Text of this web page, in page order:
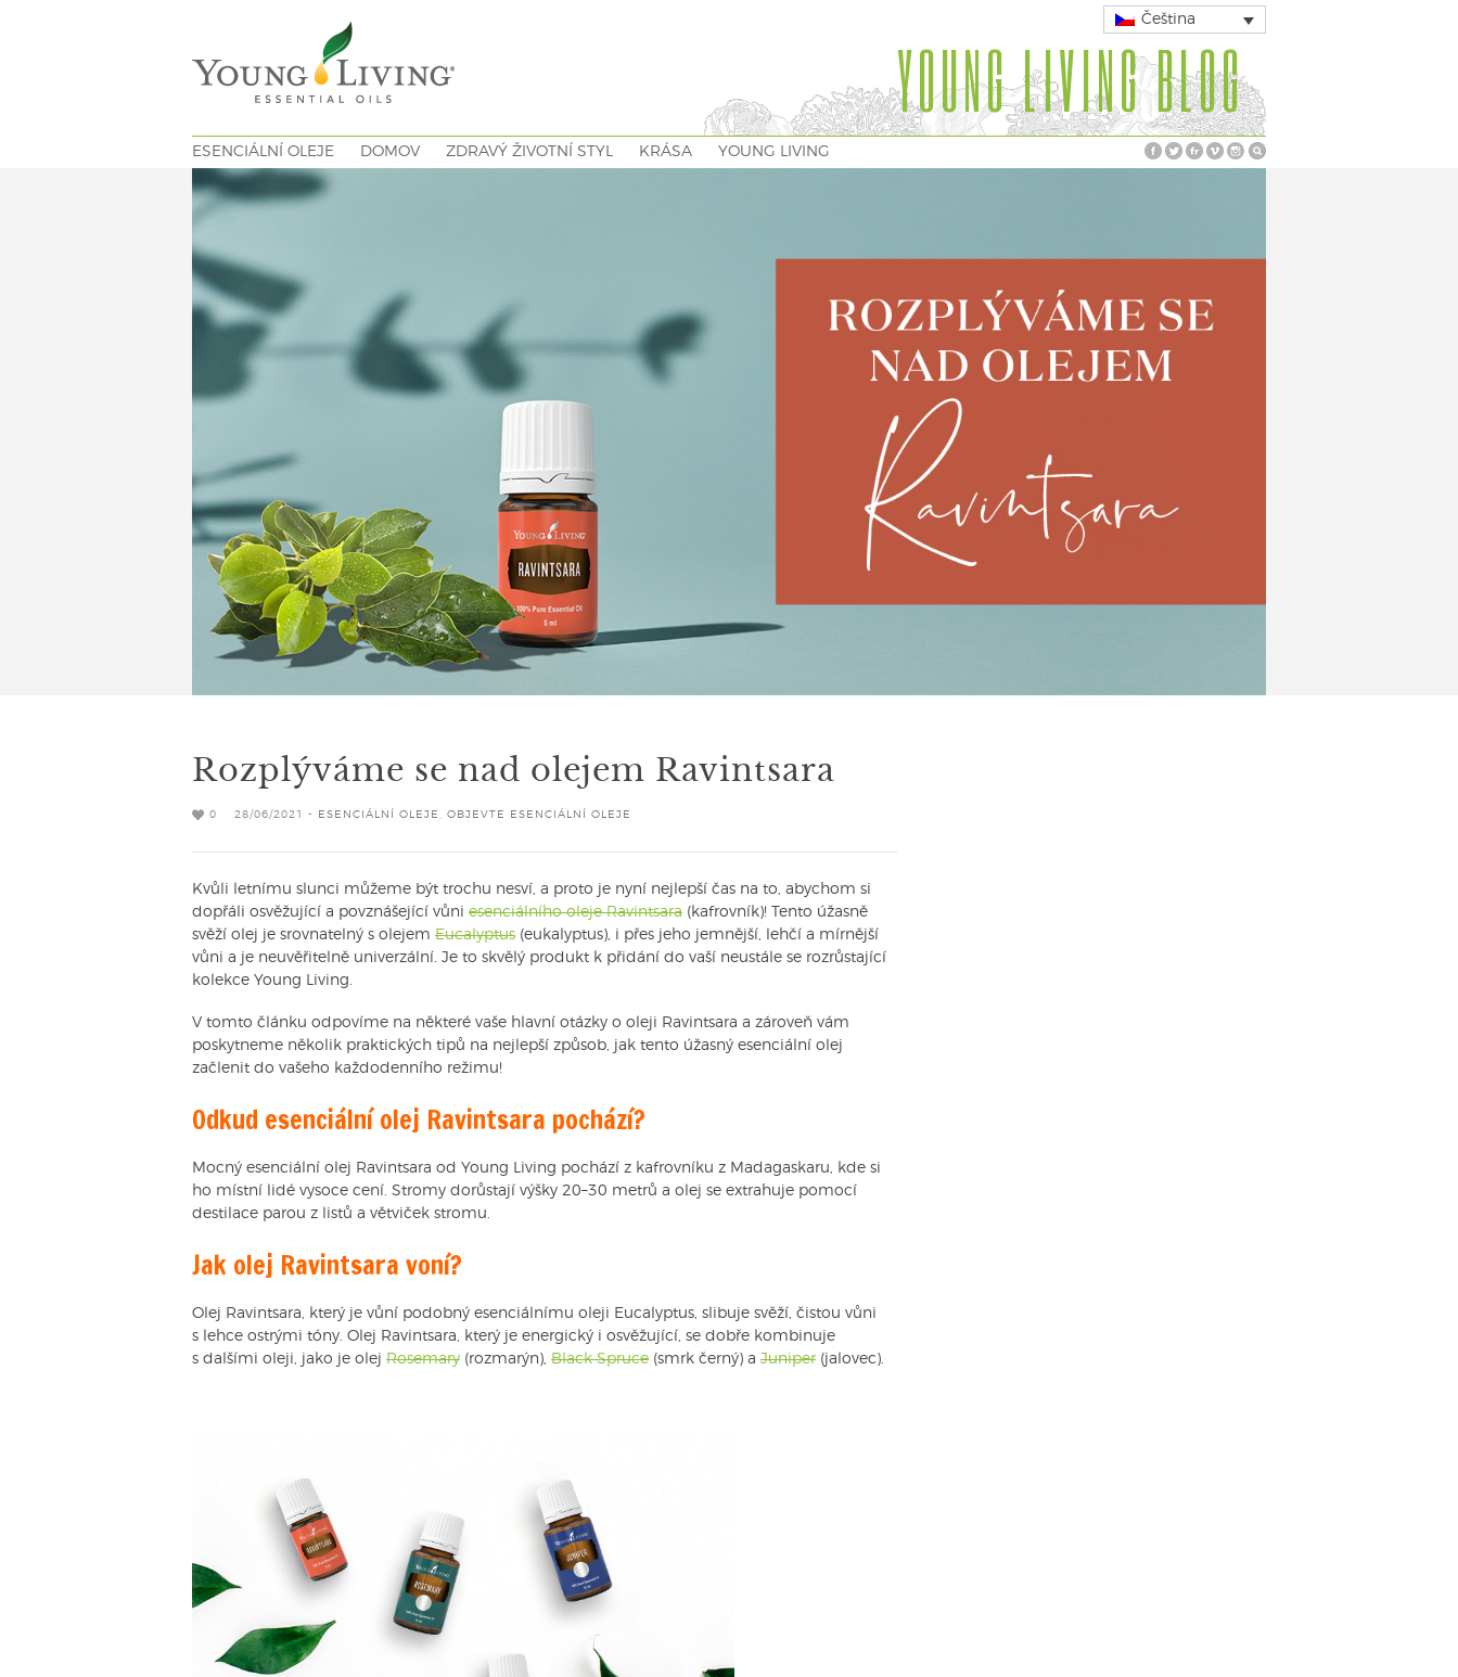
Čeština
YOUNG LIVING BLOG
ESENCIÁLNÍ OLEJE DOMOV ZDRAVÝ ŽIVOTNÍ STYL KRÁSA YOUNG LIVING
Rozplýváme se nad olejem Ravintsara
0 28/06/2021 - ESENCIÁLNÍ OLEJE OBJEVTE ESENCIÁLNÍ OLEJE
Kvůli letnímu slunci můžeme být trochu nesví, a proto je nyní nejlepší čas na to, abychom si
dopřáli osvěžující a povznášející vůni esenciálního oleje Ravintsara (kafrovník)! Tento úžasně
svěží olej je srovnatelný s olejem Eucalyptus (eukalyptus), i přes jeho jemnější, lehčí a mírnější
vůni a je neuvěřitelně univerzální. Je to skvělý produkt k přidání do vaší neustále se rozrůstající
kolekce Young Living.
V tomto článku odpovíme na některé vaše hlavní otázky o oleji Ravintsara a zároveň vám
poskytneme několik praktických tipů na nejlepší způsob, jak tento úžasný esenciální olej
začlenit do vašeho každodenního režimu!
Odkud esenciální olej Ravintsara pochází?
Mocný esenciální olej Ravintsara od Young Living pochází z kafrovníku z Madagaskaru, kde si
ho místní lidé vysoce cení. Stromy dorůstají výšky 20–30 metrů a olej se extrahuje pomocí
destilace parou z listů a větviček stromu.
Jak olej Ravintsara voní?
Olej Ravintsara, který je vůní podobný esenciálnímu oleji Eucalyptus, slibuje svěží, čistou vůni
s lehce ostrými tóny. Olej Ravintsara, který je energický i osvěžující, se dobře kombinuje
s dalšími oleji, jako je olej Rosemary (rozmarýn), Black Spruce (smrk černý) a Juniper (jalovec).